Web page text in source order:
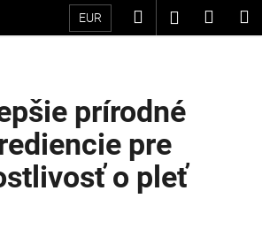
EUR Hľadať
prírodné
pre
o pleť